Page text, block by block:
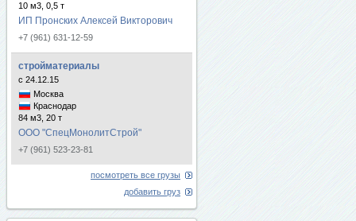
10 м3, 0,5 т
ИП Пронских Алексей Викторович
+7 (961) 631-12-59
стройматериалы
с 24.12.15
Москва
Краснодар
84 м3, 20 т
ООО "СпецМонолитСтрой"
+7 (961) 523-23-81
посмотреть все грузы
добавить груз